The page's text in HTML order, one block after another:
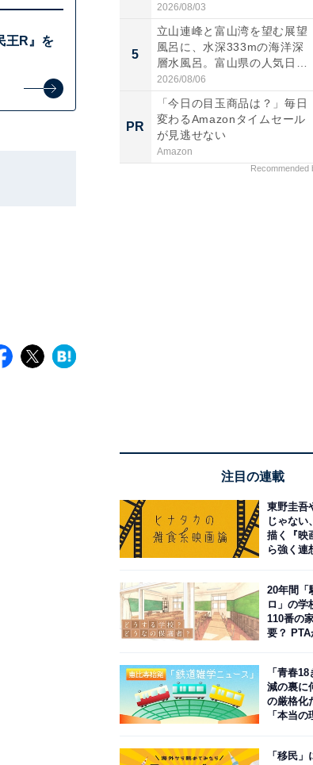
王R』を
2026/08/03
5
立山連峰と富山湾を望む展望
風呂に、水深333mの海洋深
層水風呂。富山県の人気日
帰...
2026/08/06
PR
「今日の目玉商品は？」毎日
変わるAmazonタイムセール
が見逃せない
Amazon
Recommended
注目の連載
東野圭吾
じゃない
描く『映
ら強く連
20年間「
ロ」の
110番の
要？ PTA
「青春
減の裏に
の厳格化
「本当の
「移民